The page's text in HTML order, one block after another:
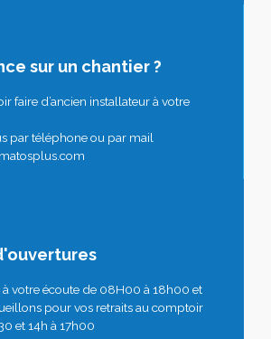
sur un chantier ?
faire d’ancien installateur à votre
par téléphone ou par mail
à votre écoute de 08H00 à 18h00 et
pour vos retraits au comptoir
et 14h à 17h00